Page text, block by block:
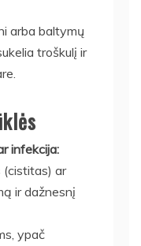
arba baltymų
troškulį ir
infekcija:
(cistitas) ar
ir dažnesnį
ypač